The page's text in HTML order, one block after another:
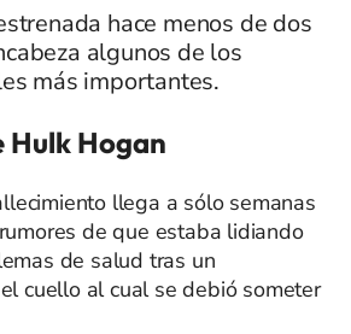
hace menos de dos
algunos de los
más importantes.
Hulk Hogan
llega a sólo semanas
de que estaba lidiando
de salud tras un
cuello al cual se debió someter